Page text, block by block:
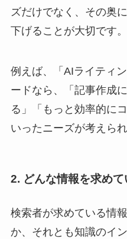
ズだけでなく、その奥
下げることが大切です。
例えば、「AIライティ
ードなら、「記事作成
る」「もっと効率的に
いったニーズが考えられ
2. どんな情報を求めて
検索者が求めている情
か、それとも知識のイ